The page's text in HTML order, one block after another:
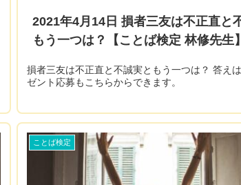
2021年4月14日 損者三友は不正直と
もう一つは？【ことば検定 林修先生】
損者三友は不正直と不誠実ともう一つは？ 答え
ゼント応募もこちらからできます。
ことば検定